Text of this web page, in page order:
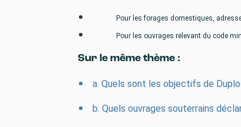
Pour les forages domestiques,
Pour les ouvrages relevant du code
Sur le même thème :
a. Quels sont les objectifs de
b. Quels ouvrages souterrains